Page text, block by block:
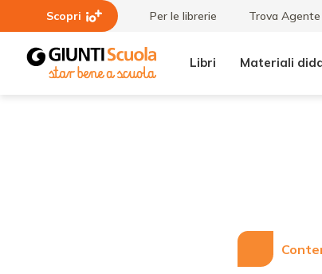
Scopri Per le librerie Trova Agente
Libri Materiali